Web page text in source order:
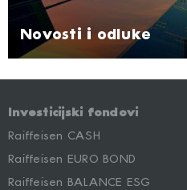
Novosti i odluke
Investicijski fondovi
Raiffeisen CASH
Raiffeisen EURO BOND
Raiffeisen BALANCE ESG